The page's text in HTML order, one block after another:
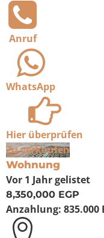
Anruf
WhatsApp
Hier überprüfen
Zu verkaufen
Wohnung
Vor 1 Jahrgelistet
8,350,000 EGP
Anzahlung: 835.000